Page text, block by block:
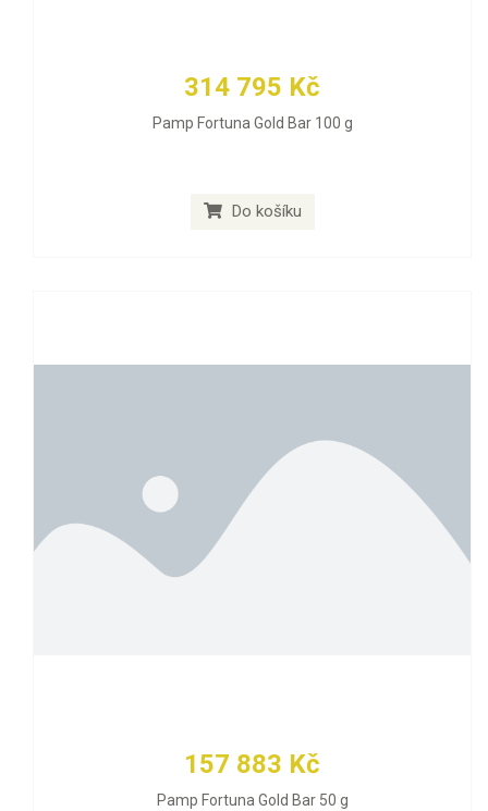
314 795 Kč
Pamp Fortuna Gold Bar 100 g
Do košíku
157 883 Kč
Pamp Fortuna Gold Bar 50 g